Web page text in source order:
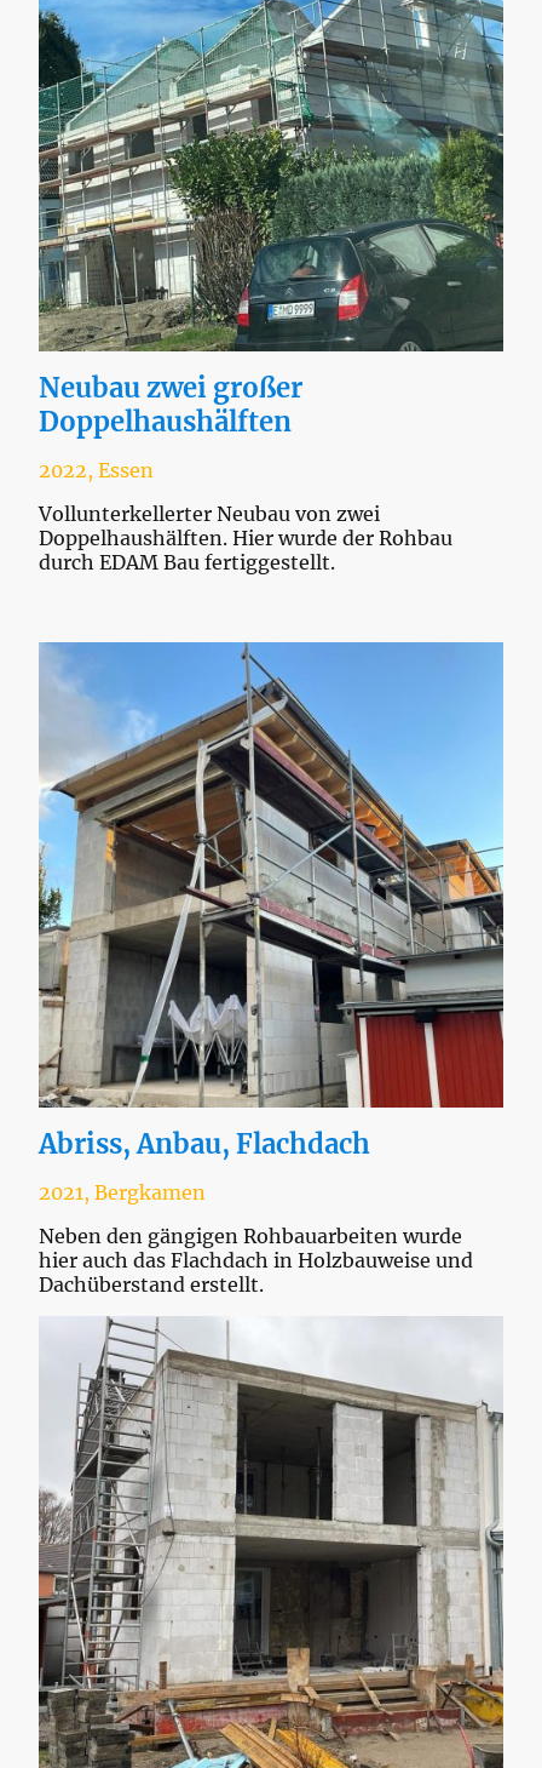
Neubau zwei großer
Doppelhaushälften
2022, Essen
Vollunterkellerter Neubau von zwei
Doppelhaushälften. Hier wurde der Rohbau
durch EDAM Bau fertiggestellt.
Abriss, Anbau, Flachdach
2021, Bergkamen
Neben den gängigen Rohbauarbeiten wurde
hier auch das Flachdach in Holzbauweise und
Dachüberstand erstellt.